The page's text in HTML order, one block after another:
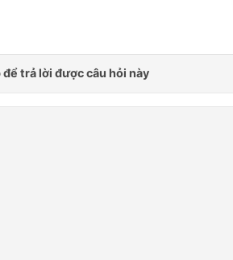
Chủ đề 1: Phản ứng hóa học